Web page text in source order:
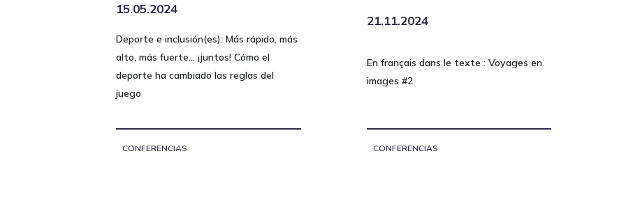
15.05.2024
Deporte e inclusión(es): Más rápido, más
alto, más fuerte... ¡juntos! Cómo el
deporte ha cambiado las reglas del
juego
CONFERENCIAS
21.11.2024
En français dans le texte : Voyages en
images #2
CONFERENCIAS